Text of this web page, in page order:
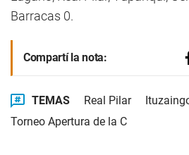
Barracas 0.
Compartí la nota:
TEMAS Real Pilar
Torneo Apertura de la C